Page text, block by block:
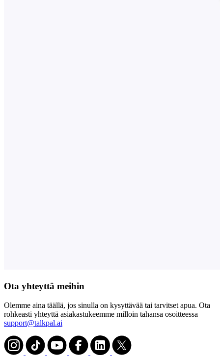
Ota yhteyttä meihin
Olemme aina täällä, jos sinulla on kysyttävää tai tarvitset apua. Ota
rohkeasti yhteyttä asiakastukeemme milloin tahansa osoitteessa
support@talkpal.ai